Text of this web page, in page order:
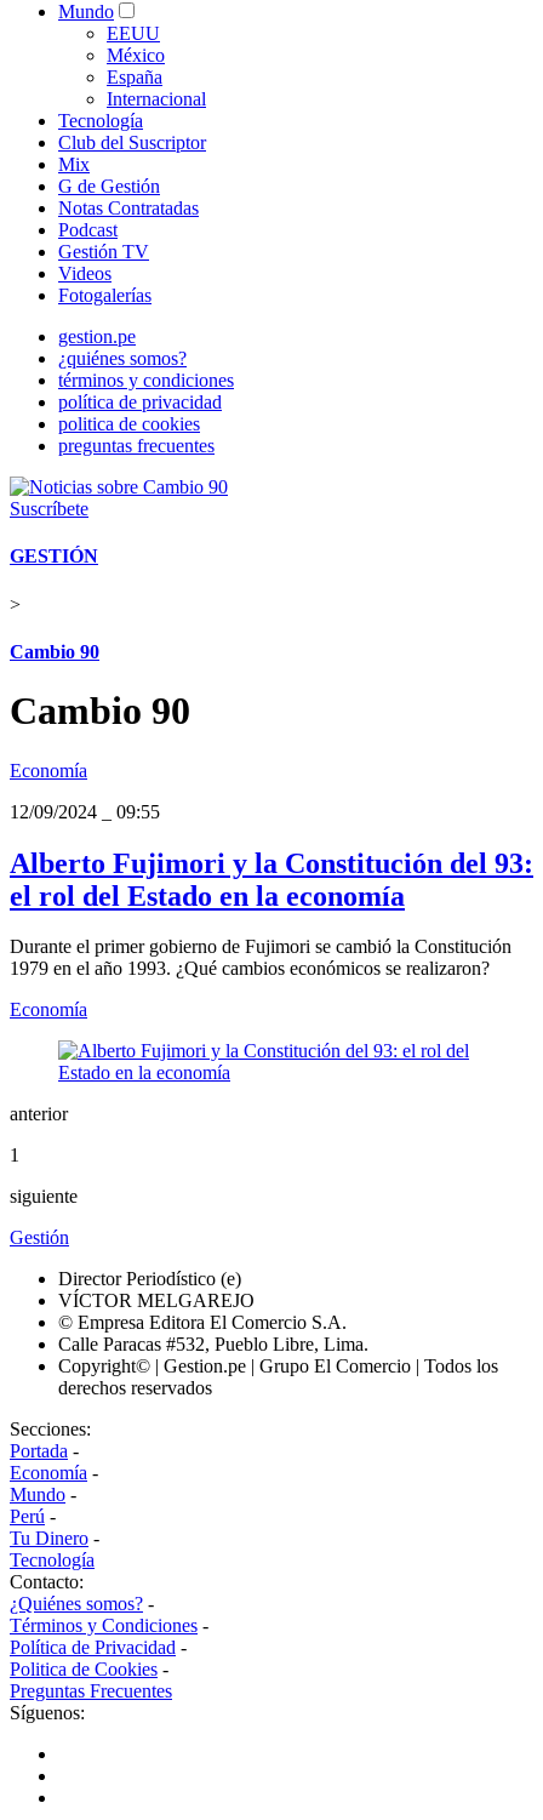
Mundo
EEUU
México
España
Internacional
Tecnología
Club del Suscriptor
Mix
G de Gestión
Notas Contratadas
Podcast
Gestión TV
Videos
Fotogalerías
gestion.pe
¿quiénes somos?
términos y condiciones
política de privacidad
politica de cookies
preguntas frecuentes
Suscríbete
GESTIÓN
>
Cambio 90
Cambio 90
Economía
12/09/2024
09:55
Alberto Fujimori y la Constitución del 93:
el rol del Estado en la economía
Durante el primer gobierno de Fujimori se cambió la Constitución
1979 en el año 1993. ¿Qué cambios económicos se realizaron?
Economía
anterior
1
siguiente
Gestión
Director Periodístico (e)
VÍCTOR MELGAREJO
© Empresa Editora El Comercio S.A.
Calle Paracas #532, Pueblo Libre, Lima.
Copyright© | Gestion.pe | Grupo El Comercio | Todos los
derechos reservados
Secciones:
Portada -
Economía -
Mundo -
Perú -
Tu Dinero -
Tecnología
Contacto:
¿Quiénes somos? -
Términos y Condiciones -
Política de Privacidad -
Politica de Cookies -
Preguntas Frecuentes
Síguenos: